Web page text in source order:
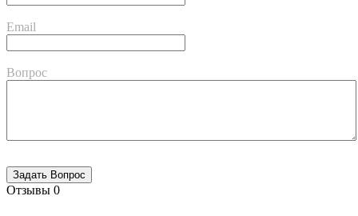
Email
Вопрос
Отзывы 0